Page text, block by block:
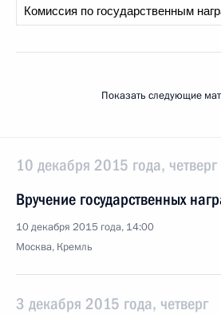
Показать следующие
10 декабря 2015 года, четверг
Вручение государственных
10 декабря 2015 года, 14:00
Москва, Кремль
3 декабря 2015 года, четверг